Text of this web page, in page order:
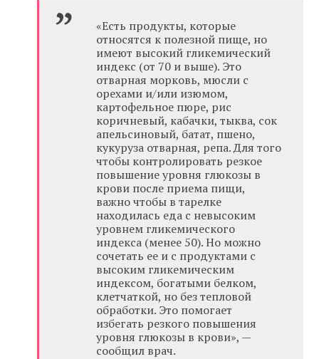
«Есть продукты, которые
относятся к полезной пище, но
имеют высокий гликемический
индекс (от 70 и выше). Это
отварная морковь, мюсли с
орехами и/или изюмом,
картофельное пюре, рис
коричневый, кабачки, тыква, сок
апельсиновый, батат, пшено,
кукуруза отварная, репа. Для того
чтобы контролировать резкое
повышение уровня глюкозы в
крови после приема пищи,
важно чтобы в тарелке
находилась еда с невысоким
уровнем гликемического
индекса (менее 50). Но можно
сочетать ее и с продуктами с
высоким гликемическим
индексом, богатыми белком,
клетчаткой, но без тепловой
обработки. Это помогает
избегать резкого повышения
уровня глюкозы в крови», —
сообщил врач.